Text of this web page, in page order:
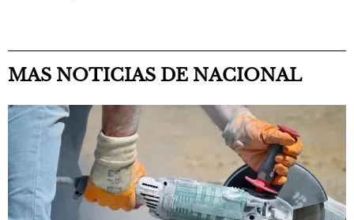
MAS NOTICIAS DE NACIONAL